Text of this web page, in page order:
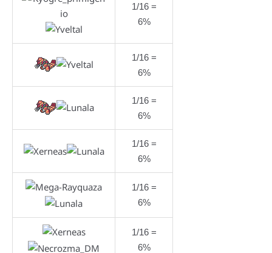
1/16 =
6%
1/16 =
6%
1/16 =
6%
1/16 =
6%
1/16 =
6%
1/16 =
6%